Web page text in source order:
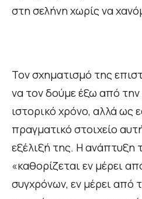
στη σελήνη χωρίς να
Τον σχηματισμό της
να τον δούμε έξω από την
ιστορικό χρόνο, αλλά ως
πραγματικό στοιχείο
εξέλιξή της. Η ανάπτυξη
«καθορίζεται εν μέρει
συγχρόνων, εν μέρει από